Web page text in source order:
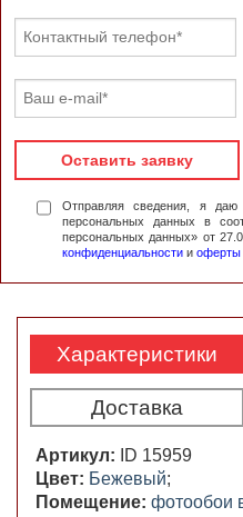
Оставить заявку
Отправляя сведения, я даю
персональных данных в
персональных данных» от
конфиденциальности и оферты
Характеристики
Доставка
Артикул:
ID 15959
Цвет: Бежевый;
Помещение: фотообои